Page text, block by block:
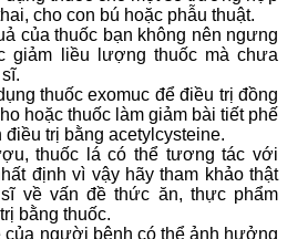
cho con bú hoặc phẫu thuật.
của thuốc bạn không nên ngưng
giảm liều lượng thuốc mà chưa
thuốc exomuc để điều trị đồng
hoặc thuốc làm giảm bài tiết phế
trị bằng acetylcysteine.
thuốc lá có thể tương tác với
định vì vậy hãy tham khảo thật
về vấn đề thức ăn, thực phẩm
bằng thuốc.
của người bệnh có thể ảnh hưởng